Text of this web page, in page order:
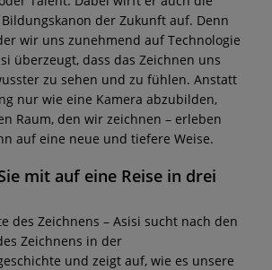
der Zukunft auf. Denn
wir uns zunehmend auf Technologie
überzeugt, dass das Zeichnen uns
zu sehen und zu fühlen. Anstatt
nur wie eine Kamera abzubilden,
Raum, den wir zeichnen – erleben
auf eine neue und tiefere Weise.
mit auf eine Reise in drei
des Zeichnens – Asisi sucht nach den
Zeichnens in der
und zeigt auf, wie es unsere